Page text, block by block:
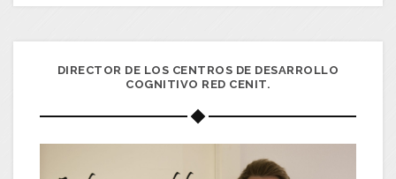
DIRECTOR DE LOS CENTROS DE DESARROLLO
COGNITIVO RED CENIT.